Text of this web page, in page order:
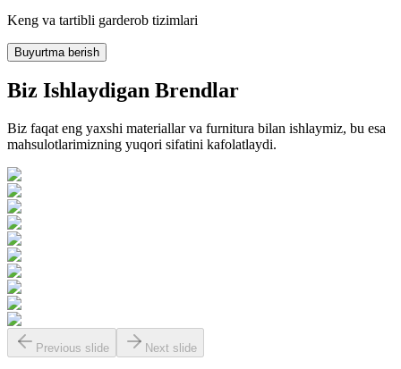
Keng va tartibli garderob tizimlari
Buyurtma berish
Biz Ishlaydigan Brendlar
Biz faqat eng yaxshi materiallar va furnitura bilan ishlaymiz, bu esa
mahsulotlarimizning yuqori sifatini kafolatlaydi.
Previous slide Next slide